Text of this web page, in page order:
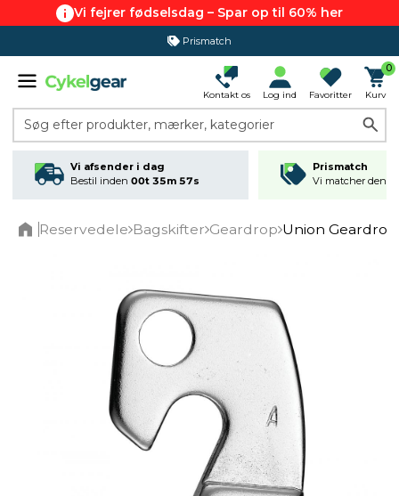
Vi fejrer fødselsdag – Spar op til 60% her
Prismatch
Kontakt os Log ind Favoritter
0
Kurv
Søg efter produkter, mærker, kategorier
Vi afsender i dag
Bestil inden 00t 35m 57s
Prismatch
Vi matcher den
Reservedele Bagskifter Geardrop Union